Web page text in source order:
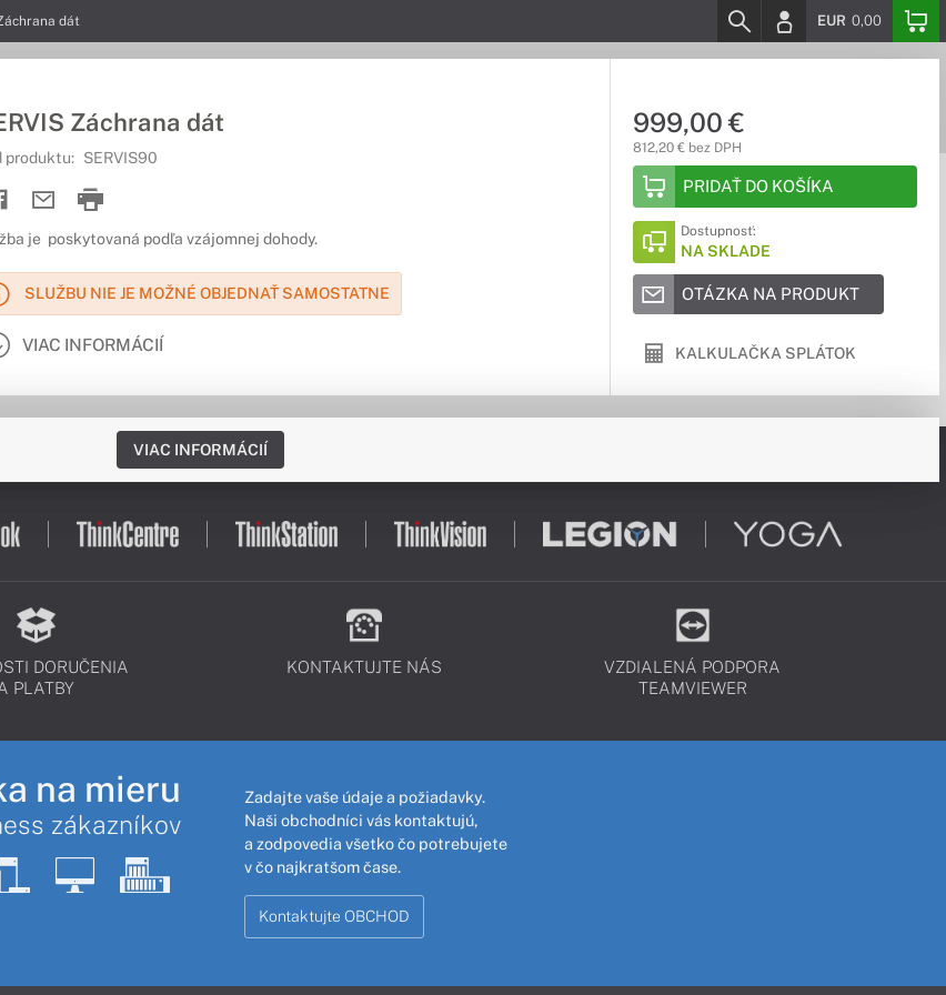
dát EUR 0,00
Záchrana dát
produktu: SERVIS90
je poskytovaná podľa vzájomnej dohody.
SLUŽBU NIE JE MOŽNÉ OBJEDNAŤ SAMOSTATNE
VIAC INFORMÁCIÍ
999,00 €
812,20 € bez DPH
PRIDAŤ DO KOŠÍKA
Dostupnosť:
NA SKLADE
OTÁZKA NA PRODUKT
KALKULAČKA SPLÁTOK
VIAC INFORMÁCIÍ
DORUČENIA
PLATBY
KONTAKTUJTE NÁS
VZDIALENÁ PODPORA
TEAMVIEWER
na mieru
zákazníkov
Zadajte vaše údaje a požiadavky.
Naši obchodníci vás kontaktujú,
a zodpovedia všetko čo potrebujete
v čo najkratšom čase.
Kontaktujte OBCHOD